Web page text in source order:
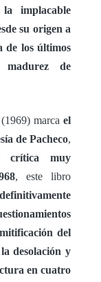
implacable
su origen a
de los últimos
de
(1969) marcael
de Pacheco,
crítica muy
, este libro
del
desolación y
en cuatro